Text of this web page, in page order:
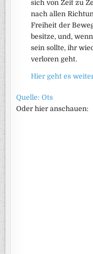
sich von Zeit zu
nach allen
Freiheit der
besitze, und,
sein sollte, ihr
verloren geht.
Hier geht es
Quelle: Ots
Oder hier anschauen: